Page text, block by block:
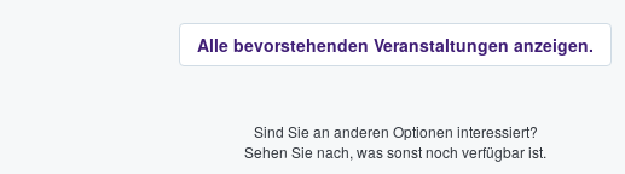
Alle bevorstehenden Veranstaltungen anzeigen.
Sind Sie an anderen Optionen interessiert?
Sehen Sie nach, was sonst noch verfügbar ist.